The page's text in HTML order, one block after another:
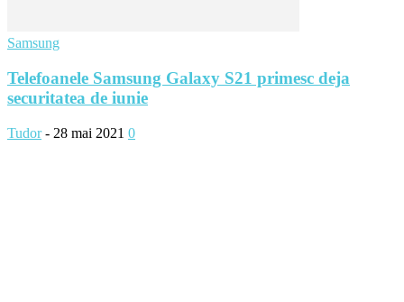
Samsung
Telefoanele Samsung Galaxy S21 primesc deja
securitatea de iunie
Tudor - 28 mai 2021 0